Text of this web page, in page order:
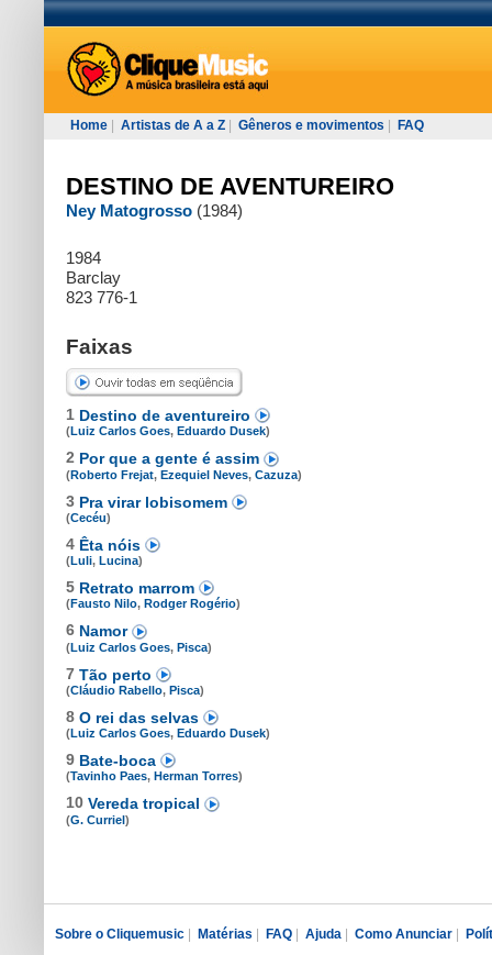
Home Artistas de A a Z Gêneros e movimentos FAQ
DESTINO DE AVENTUREIRO
Ney Matogrosso (1984)
1984
Barclay
823 776-1
Faixas
1 Destino de aventureiro
(Luiz Carlos Goes, Eduardo Dusek)
2 Por que a gente é assim
(Roberto Frejat, Ezequiel Neves, Cazuza)
3 Pra virar lobisomem
(Cecéu)
4 Êta nóis
(Luli, Lucina)
5 Retrato marrom
(Fausto Nilo, Rodger Rogério)
6 Namor
(Luiz Carlos Goes, Pisca)
7 Tão perto
(Cláudio Rabello, Pisca)
8 O rei das selvas
(Luiz Carlos Goes, Eduardo Dusek)
9 Bate-boca
(Tavinho Paes, Herman Torres)
10 Vereda tropical
(G. Curriel)
Sobre o Cliquemusic | Matérias | FAQ | Ajuda | Como Anunciar |